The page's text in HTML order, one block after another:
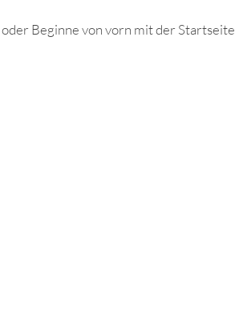
Beginne von vorn mit der Startseite